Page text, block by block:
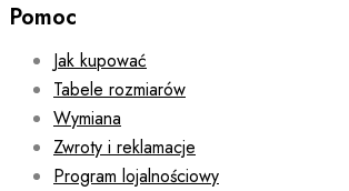
Pomoc
Jak kupować
Tabele rozmiarów
Wymiana
Zwroty i reklamacje
Program lojalnościowy